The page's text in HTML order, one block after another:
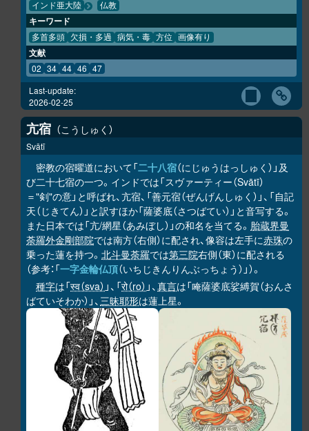
インド亜大陸 仏教
キーワード
多首多頭 欠損・多過 病気・毒 方位 画像有り
文献
02 34 44 46 47
Last-update:
2026-02-25
亢宿 こうしゅく
Svātī
密教の宿曜道において「二十八宿（にじゅうはっしゅく）」及
び二十七宿の一つ。インドでは「スヴァーティー（Svātī）
＝"剣"の意」と呼ばれ、亢宿、「善元宿（ぜんげんしゅく）」、「自記
天（じきてん）」と訳すほか「薩婆底（さつばてい）」と音写する。
また日本では「亢/網星（あみぼし）」の和名を当てる。 胎蔵界曼
荼羅外金剛部院では南方（右側）に配され、像容は左手に赤珠の
乗った蓮を持つ。 北斗曼荼羅では第三院右側（東）に配される
（参考：「一字金輪仏頂（いちじきんりんぶっちょう）」）。
種字は「स्व（sva） 」、「रो（ro） 」、真言は「唵薩婆底娑縛賀（おんさ
ばていそわか）」、三昧耶形は蓮上星。